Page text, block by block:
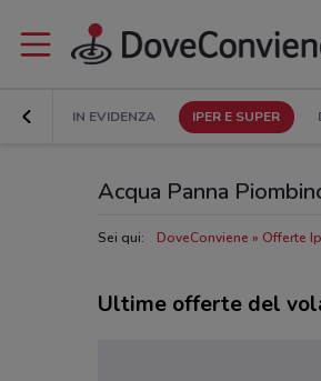
IN EVIDENZA IPER E SUPER
Acqua Panna
Sei qui: DoveConviene Offerte
Ultime offerte del